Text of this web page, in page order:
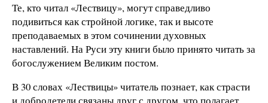
Те, кто читал «Лествицу», могут справедливо
подивиться как стройной логике, так и высоте
преподаваемых в этом сочинении духовных
наставлений. На Руси эту книги было принято читать за
богослужением Великим постом.
В 30 словах «Лествицы» читатель познает, как страсти